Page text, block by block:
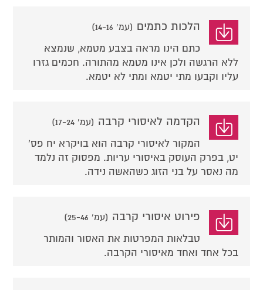
הלכות כתמים (עמ' 14-16)
כתם הינו מראה בצבע מטמא, שנמצא
ללא הרגשה ולכן אינו מטמא מהתורה. חכמים גזרו
עליו וקבעו מתי יטמא ומתי לא יטמא.
הקדמה לאיסורי קרבה (עמ' 17-24)
המקור לאיסורי קרבה הוא בויקרא יח פס'
יט, בפרק העוסק באיסורי עריות. מפסוק זה נלמד
מה נאסר על בני הזוג כשהאשה נידה.
פירוט איסורי קרבה (עמ' 25-46)
טבלאות המפרטות את האסור והמותר
בכל אחד ואחד מאיסורי הקרבה.